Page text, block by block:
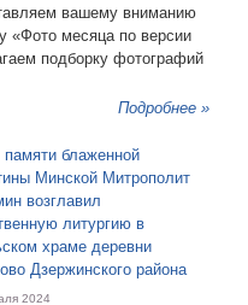
вашему вниманию
«Фото месяца по версии
подборку фотографий
Подробнее »
памяти блаженной
Минской Митрополит
возглавил
литургию в
храме деревни
Дзержинского района
2024